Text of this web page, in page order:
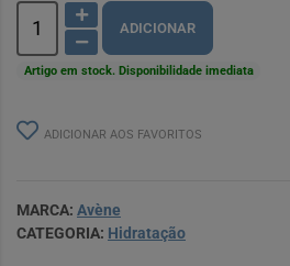
ADICIONAR
Artigo em stock. Disponibilidade imediata
ADICIONAR AOS FAVORITOS
MARCA: Avène
CATEGORIA: Hidratação